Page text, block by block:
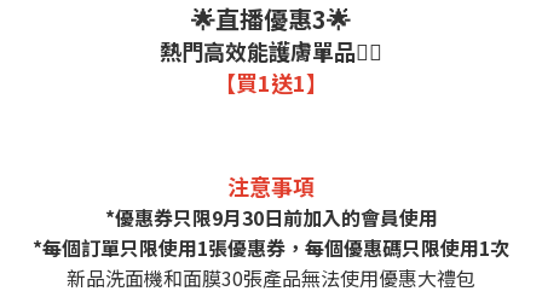
🌟直播優惠3🌟
熱門高效能護膚單品❤️‍🔥
【買1送1】
注意事項
*優惠券只限9月30日前加入的會員使用
*每個訂單只限使用1張優惠券，每個優惠碼只限使用1次
新品洗面機和面膜30張產品無法使用優惠大禮包